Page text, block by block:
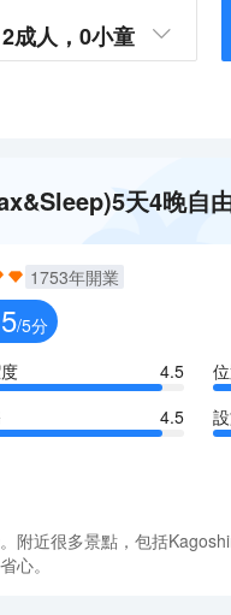
2成人， 0小童
天4晚自
1753年開業
/5分
4.5
4.5
附近很多景點，包括
心。